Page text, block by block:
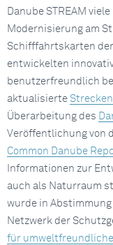
Danube STREAM
Modernisierung am
Schifffahrtskarten der
entwickelten
benutzerfreundlich
aktualisierte Strecken
Überarbeitung des
Veröffentlichung von
Common Danube
Informationen zur
auch als Naturraum
wurde in Abstimmung
Netzwerk der
für